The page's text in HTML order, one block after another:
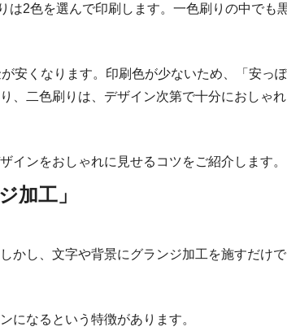
2色を選んで印刷します。一色刷りの中でも
安くなります。印刷色が少ないため、「安っ
二色刷りは、デザイン次第で十分におしゃ
インをおしゃれに見せるコツをご紹介します。
加工」
かし、文字や背景にグランジ加工を施すだけ
になるという特徴があります。